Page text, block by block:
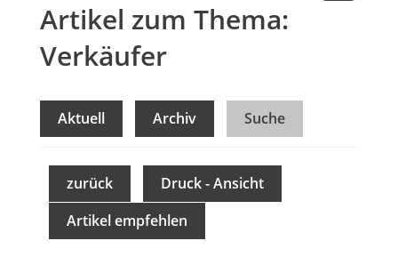
Artikel zum Thema:
Verkäufer
Aktuell Archiv Suche
zurück
Druck - Ansicht
Artikel empfehlen